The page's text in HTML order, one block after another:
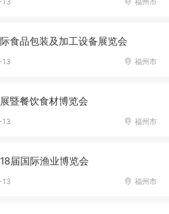
食品包装及加工设备展览会
福州市
暨餐饮食材博览会
福州市
届国际渔业博览会
福州市